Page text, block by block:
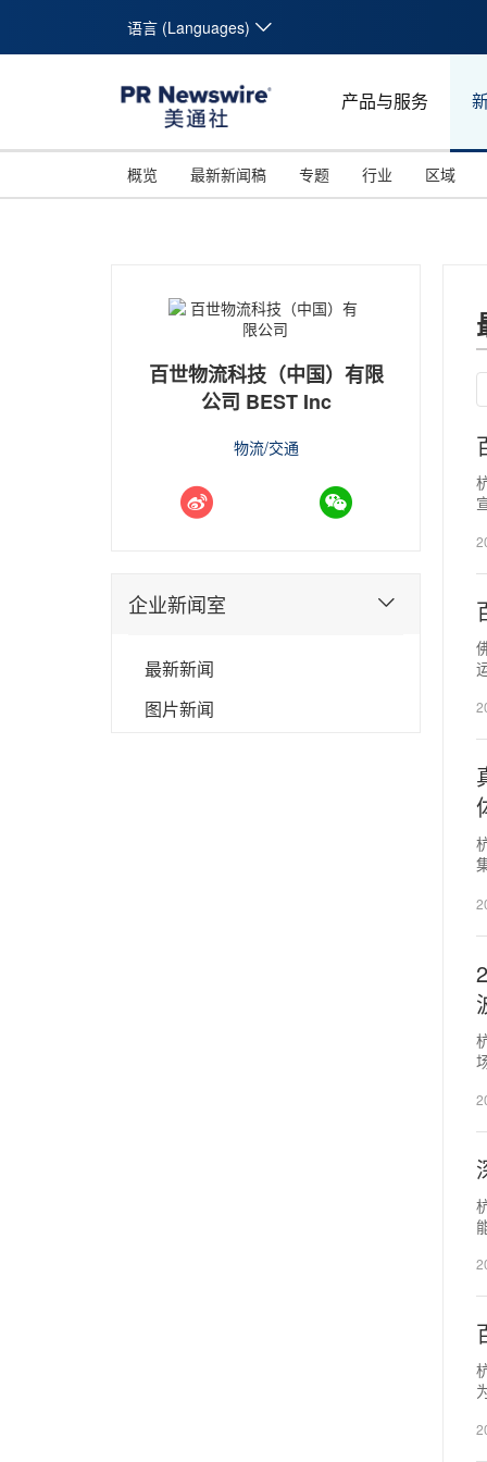
语言 (Languages)
产品与服务
概览 最新新闻稿 专题 行业 区域
百世物流科技（中国）有限
公司 BEST Inc
物流/交通
企业新闻室
最新新闻
图片新闻